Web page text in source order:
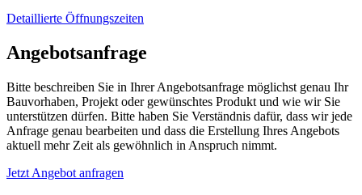
Detaillierte Öffnungszeiten
Angebotsanfrage
Bitte beschreiben Sie in Ihrer Angebotsanfrage möglichst genau Ihr
Bauvorhaben, Projekt oder gewünschtes Produkt und wie wir Sie
unterstützen dürfen. Bitte haben Sie Verständnis dafür, dass wir jede
Anfrage genau bearbeiten und dass die Erstellung Ihres Angebots
aktuell mehr Zeit als gewöhnlich in Anspruch nimmt.
Jetzt Angebot anfragen